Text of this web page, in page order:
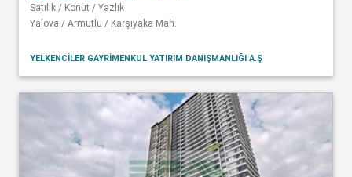
Satılık / Konut / Yazlık
Yalova / Armutlu / Karşıyaka Mah.
YELKENCİLER GAYRİMENKUL YATIRIM DANIŞMANLIĞI A.Ş